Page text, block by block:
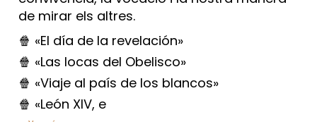
de mirar els altres.
🍿 «El día de la revelación»
🍿 «Las locas del Obelisco»
🍿 «Viaje al país de los blancos»
🍿 «León XIV, e